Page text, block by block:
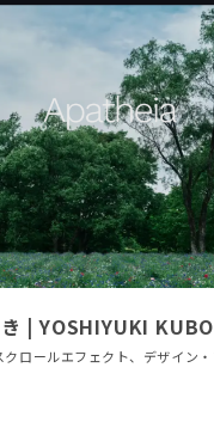
| YOSHIYUKI KUBO